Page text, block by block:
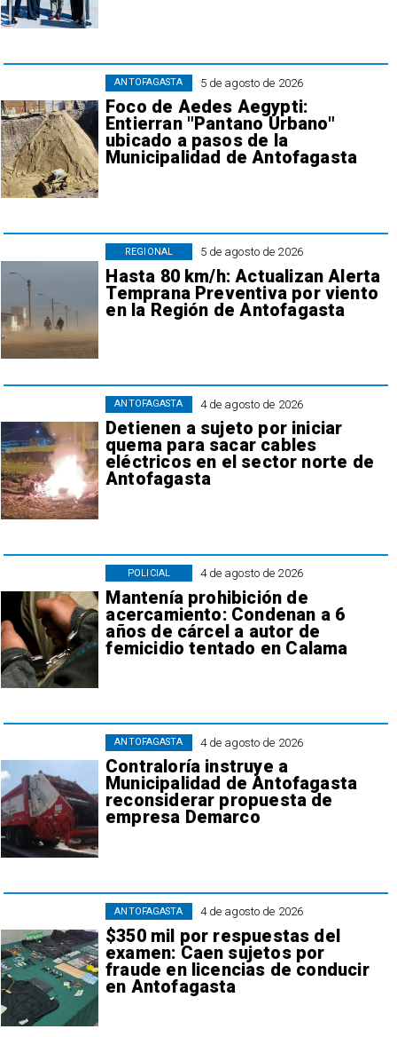
5 de agosto de 2026
Foco de Aedes Aegypti:
Entierran "Pantano Urbano"
ubicado a pasos de la
Municipalidad de Antofagasta
ANTOFAGASTA
5 de agosto de 2026
Hasta 80 km/h: Actualizan Alerta
Temprana Preventiva por viento
en la Región de Antofagasta
REGIONAL
4 de agosto de 2026
Detienen a sujeto por iniciar
quema para sacar cables
eléctricos en el sector norte de
Antofagasta
ANTOFAGASTA
4 de agosto de 2026
Mantenía prohibición de
acercamiento: Condenan a 6
años de cárcel a autor de
femicidio tentado en Calama
POLICIAL
4 de agosto de 2026
Contraloría instruye a
Municipalidad de Antofagasta
reconsiderar propuesta de
empresa Demarco
ANTOFAGASTA
4 de agosto de 2026
$350 mil por respuestas del
examen: Caen sujetos por
fraude en licencias de conducir
en Antofagasta
ANTOFAGASTA